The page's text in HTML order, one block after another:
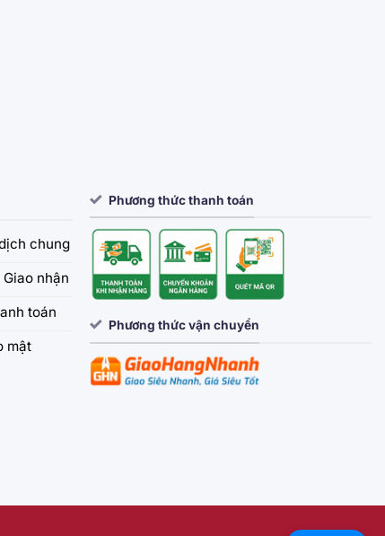
chung
nhận
toán
mật
Phương thức thanh toán
Phương thức vận chuyển